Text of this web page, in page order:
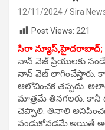
12/11/2024
Sira
Post Views: 221
సిరా న్యూస్,హైదరాబాద్;
నాన్ వెజ్ ప్రియుల‌కు
నాన్ వెజ్ లాగించేస్తారు.
ఆలోచించ‌క త‌ప్ప‌దు.
మాత్ర‌మే తిన‌గ‌ల‌రు. కానీ
చెప్పాలి. తినాలి
వండుకోవ‌డ‌మే.అయితే